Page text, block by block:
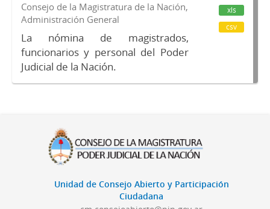
Consejo de la Magistratura de la Nación,
Administración General
La nómina de magistrados,
funcionarios y personal del Poder
Judicial de la Nación.
xls
csv
Unidad de Consejo Abierto y Participación
Ciudadana